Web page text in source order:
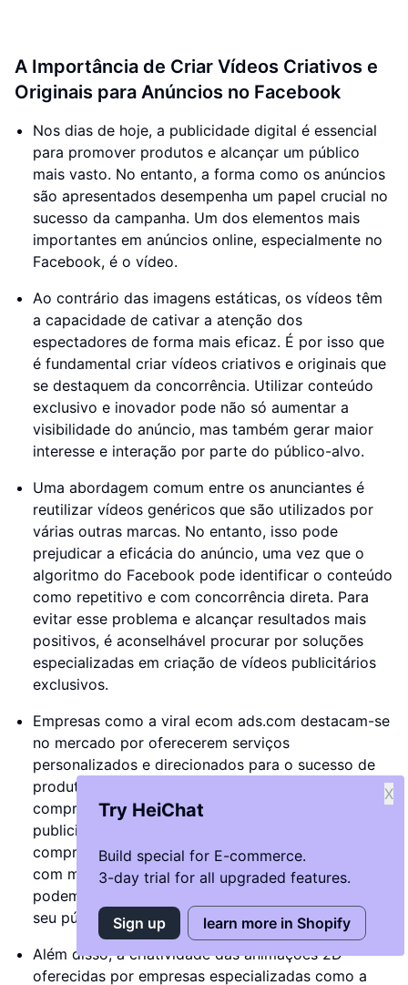
A Importância de Criar Vídeos Criativos e
Originais para Anúncios no Facebook
Nos dias de hoje, a publicidade digital é essencial
para promover produtos e alcançar um público
mais vasto. No entanto, a forma como os anúncios
são apresentados desempenha um papel crucial no
sucesso da campanha. Um dos elementos mais
importantes em anúncios online, especialmente no
Facebook, é o vídeo.
Ao contrário das imagens estáticas, os vídeos têm
a capacidade de cativar a atenção dos
espectadores de forma mais eficaz. É por isso que
é fundamental criar vídeos criativos e originais que
se destaquem da concorrência. Utilizar conteúdo
exclusivo e inovador pode não só aumentar a
visibilidade do anúncio, mas também gerar maior
interesse e interação por parte do público-alvo.
Uma abordagem comum entre os anunciantes é
reutilizar vídeos genéricos que são utilizados por
várias outras marcas. No entanto, isso pode
prejudicar a eficácia do anúncio, uma vez que o
algoritmo do Facebook pode identificar o conteúdo
como repetitivo e com concorrência direta. Para
evitar esse problema e alcançar resultados mais
positivos, é aconselhável procurar por soluções
especializadas em criação de vídeos publicitários
exclusivos.
Empresas como a viral ecom ads.com destacam-se
no mercado por oferecerem serviços
personalizados e direcionados para o sucesso de
produtos. Com uma equipa experiente e resultados
comprovados, garantem a produção de vídeos
publicitários que têm um histórico de eficácia
comprovado. Ao investir em pacotes de anúncios
com múltiplas variantes e animações 2D, as marcas
podem diferenciar-se e conquistar a atenção do
seu público-alvo de forma única e envolvente.
Além disso, a criatividade das animações 2D
oferecidas por empresas especializadas como a
Try HeiChat
Build special for E-commerce.
3-day trial for all upgraded features.
X
Sign up learn more in Shopify